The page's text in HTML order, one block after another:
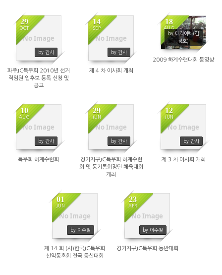
No Image
29
OCT
by 간사
3916
파주JC특우회 2010년 선거
직임원 입후보 등록 신청 및
공고
No Image
14
SEP
by 간사
3334
제 4 차 이사회 개최
18
AUG
by 태희아빠(김
정호)
4933
2009 하계수련대회 동영상
No Image
10
AUG
by 간사
3730
특우회 하계수련회
No Image
29
JUN
by 간사
3670
경기지구JC특우회 하계수련
회 및 동기롬회장단 체육대회
개최
No Image
12
JUN
by 간사
3711
제 3 차 이사회 개최
No Image
01
JUN
by 이수철
4103
제 14 회 (사)한국JC특우회
산악동호회 전국 등산대회
No Image
23
APR
by 이수철
4379
경기지구JC특우회 등반대회